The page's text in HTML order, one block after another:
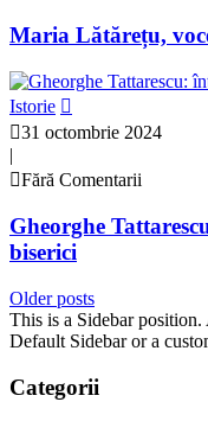
Maria Lătărețu,
Istorie
31 octombrie 2024
|
Fără Comentarii
Gheorghe
biserici
Older posts
This is a Sidebar
Default Sidebar or a
Categorii